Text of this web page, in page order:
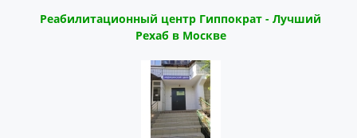
Реабилитационный центр Гиппократ - Лучший
Рехаб в Москве